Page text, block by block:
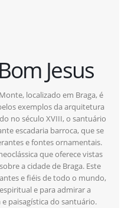
Jesus
localizado em Braga, é
exemplos da arquitetura
no século XVIII, o santuário
escadaria barroca, que se
e fontes ornamentais.
que oferece vistas
a cidade de Braga. Este
e fiéis de todo o mundo,
e para admirar a
paisagística do santuário.